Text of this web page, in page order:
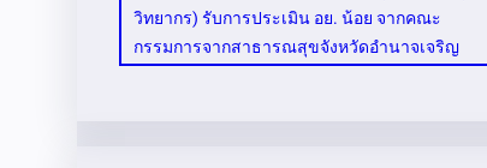
วิทยากร) รับการประเมิน อย. น้อย จากคณะ
กรรมการจากสาธารณสุขจังหวัดอำนาจเจริญ